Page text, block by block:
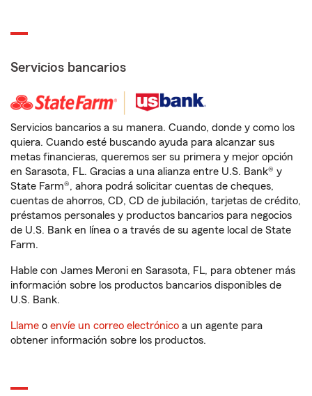
Servicios bancarios
Servicios bancarios a su manera. Cuando, donde y como los
quiera. Cuando esté buscando ayuda para alcanzar sus
metas financieras, queremos ser su primera y mejor opción
en Sarasota, FL. Gracias a una alianza entre U.S. Bank® y
State Farm®, ahora podrá solicitar cuentas de cheques,
cuentas de ahorros, CD, CD de jubilación, tarjetas de crédito,
préstamos personales y productos bancarios para negocios
de U.S. Bank en línea o a través de su agente local de State
Farm.
Hable con James Meroni en Sarasota, FL, para obtener más
información sobre los productos bancarios disponibles de
U.S. Bank.
Llame o envíe un correo electrónico a un agente para
obtener información sobre los productos.